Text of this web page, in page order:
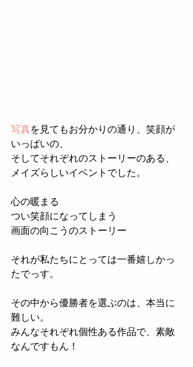
写真を見てもお分かりの通り、笑顔が
いっぱいの、
そしてそれぞれのストーリーのある、
メイズらしいイベントでした。
心の暖まる
つい笑顔になってしまう
画面の向こうのストーリー
それが私たちにとっては一番嬉しかっ
たでっす。
その中から優勝者を選ぶのは、本当に
難しい。
みんなそれぞれ個性ある作品で、素敵
なんですもん！